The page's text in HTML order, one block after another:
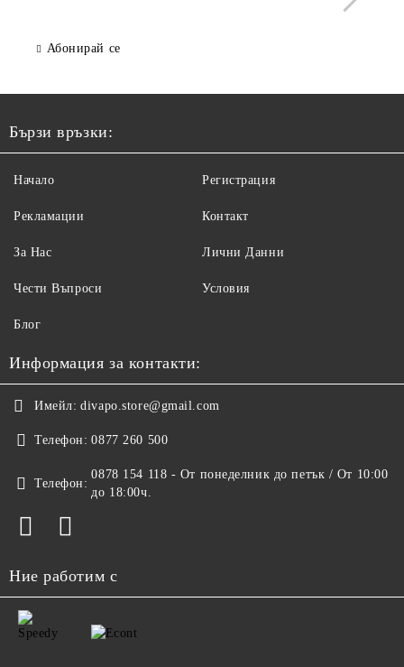
Абонирай се
Бързи връзки:
Начало
Рекламации
За Нас
Чести Въпроси
Регистрация
Контакт
Лични Данни
Условия
Блог
Информация за контакти:
Имейл: divapo.store@gmail.com
Телефон: 0877 260 500
Телефон:
0878 154 118 - От понеделник до петък / От 10:00
до 18:00ч.
Ние работим с